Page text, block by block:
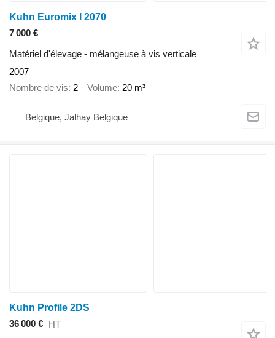
Kuhn Euromix I 2070
7 000 €
Matériel d'élevage - mélangeuse à vis verticale
2007
Nombre de vis 2 Volume 20 m³
Belgique, Jalhay Belgique
Kuhn Profile 2DS
36 000 € HT